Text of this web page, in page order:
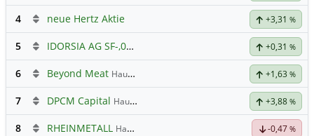
4 neue Hertz Aktie +3,31 %
5 IDORSIA AG SF-,05 +0,31 %
6 Beyond Meat Hauptdiskussion +1,63 %
7 DPCM Capital Hauptdiskussion +3,88 %
8 RHEINMETALL Hauptdiskussion -0,47 %